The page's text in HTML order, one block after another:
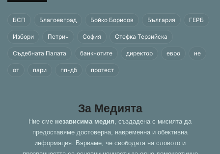
БСП Благоевград Бойко Борисов България ГЕРБ
Избори Петрич София Стефка Терзийска
Съдебната Палата банкнотите директор евро не
от пари пп-дб протест
За Медията
Ние сме независима медия , създадена с мисията да
предоставяме достоверна, навременна и обективна
информация. Вярваме, че свободата на словото и